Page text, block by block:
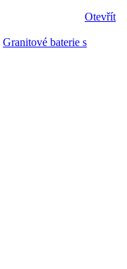
Otevřít
Granitové baterie s